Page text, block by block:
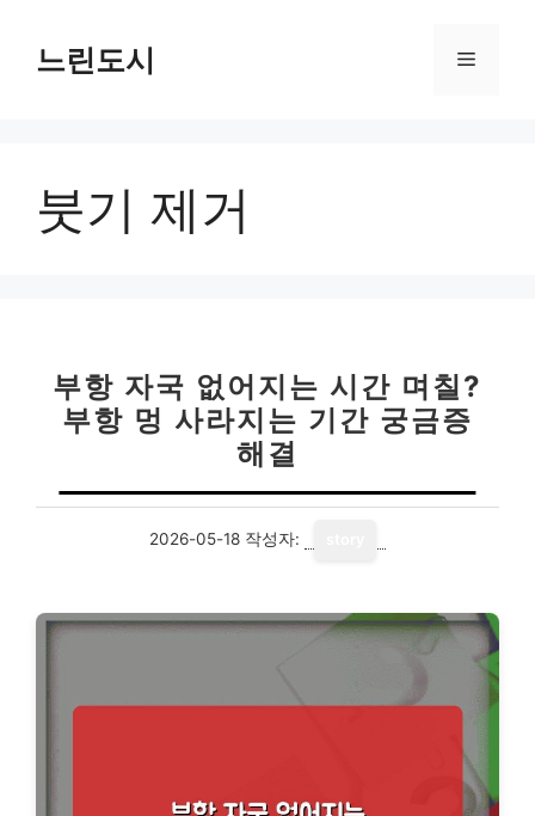
느린도시 메
붓기 제거
부항 자국 없어지는 시간 며칠?
부항 멍 사라지는 기간 궁금증
해결
2026-05-18 작성자: